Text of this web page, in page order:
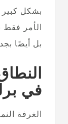
بشكل كبير
الأمر فقط
بل أيضًا
في
الغرفة